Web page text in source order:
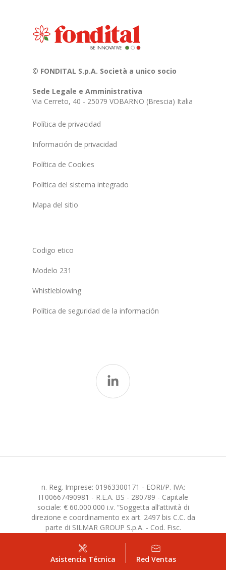
Asistencia Técnica Red Ventas
© FONDITAL S.p.A. Società a unico socio
Sede Legale e Amministrativa
Via Cerreto, 40 - 25079 VOBARNO (Brescia) Italia
Política de privacidad
Información de privacidad
Política de Cookies
Política del sistema integrado
Mapa del sitio
Codigo etico
Modelo 231
Whistleblowing
Política de seguridad de la información
n. Reg. Imprese: 01963300171 - EORI/P. IVA:
IT00667490981 - R.E.A. BS - 280789 - Capitale
sociale: € 60.000.000 i.v. “Soggetta all’attività di
direzione e coordinamento ex art. 2497 bis C.C. da
parte di SILMAR GROUP S.p.A. - Cod. Fisc.